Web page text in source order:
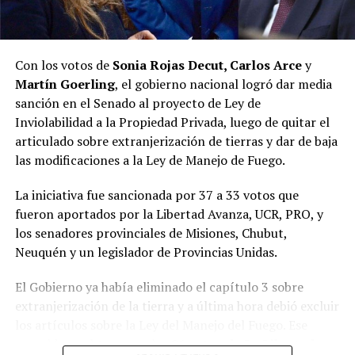
en la política misionera, perdió la capacidad de
interpretar lo que la sociedad estaba demandando, y hay
Pastori sostuvo que “la Renovación caducó de un día
para el otro” y que Encuentro Misionero, el sello con el
que Rovira reemplazó al Partido de la Concordia Social,
“duró dos meses”; y que “en esa obligación de volver a
generar una política buena, que interprete a la gente y
que Viene, que busca la reelección del gobernador
Passalacqua en 2027.
Volver a los 17
El nuevo bloque, bautizado Por lo que viene, al que
Con los votos de Sonia Rojas Decut, Carlos Arcey
Martín Goerling, el gobierno nacional logró dar media
sanción en el Senado al proyecto de Ley de
Inviolabilidad a la Propiedad Privada, luego de quitar el
articulado sobre extranjerización de tierras y dar de baja
las modificaciones a la Ley de Manejo de Fuego.
La iniciativa fue sancionada por 37 a 33 votos que
fueron aportados por la Libertad Avanza, UCR, PRO, y
los senadores provinciales de Misiones, Chubut,
Neuquén y un legislador de Provincias Unidas.
El Gobierno ya había eliminado el capítulo 3 sobre
extranjerización de la tierra y a última hora debió excluir
respaldo se obtuvo con los21 votos de La Libertad